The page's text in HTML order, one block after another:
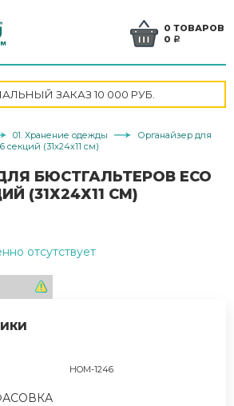
ЗАКАЗ 10 000 РУБ.
0 ТОВАРОВ
0 a
01. Хранение одежды
Органайзер для
секций (31х24х11 см)
БЮСТГАЛЬТЕРОВ ECO
(31Х24Х11 СМ)
отсутствует
HOM-1246